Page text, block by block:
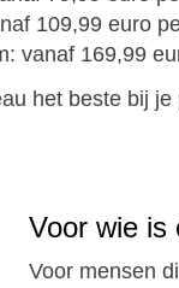
109,99 euro
vanaf 169,99
het beste bij
Voor wie is
Voor mensen